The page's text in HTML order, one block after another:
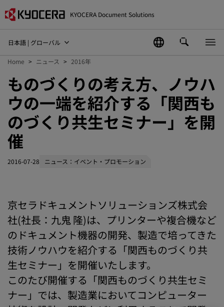
KYOCERA Document Solutions
日本語 | グローバル
Home ニュース 2016年
ものづくりの考え方、ノウハ
ウの一端を紹介する「関西も
のづくり共生セミナー」を開
催
2016-07-28 ニュース：イベント・プロモーション
京セラドキュメントソリューションズ株式会
社(社長：九鬼 隆)は、プリンターや複合機など
のドキュメント機器の開発、製造で培ってきた
技術ノウハウを紹介する「関西ものづくり共
生セミナー」を開催いたします。
このたび開催する「関西ものづくり共生セミ
ナー」では、製造業においてコンピューター